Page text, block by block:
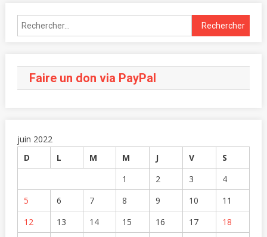
Faire un don via PayPal
juin 2022
D
L M M J V
S
1
2 3
4
5
6 7 8 9 10
11
12
13 14 15 16 17
18